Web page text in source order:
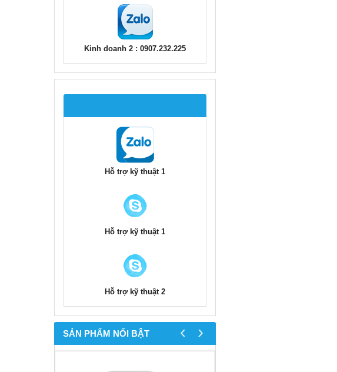
Kinh doanh 2 : 0907.232.225
Hỗ trợ kỹ thuật 1
Hỗ trợ kỹ thuật 1
Hỗ trợ kỹ thuật 2
SẢN PHẨM NỔI BẬT ‹ ›